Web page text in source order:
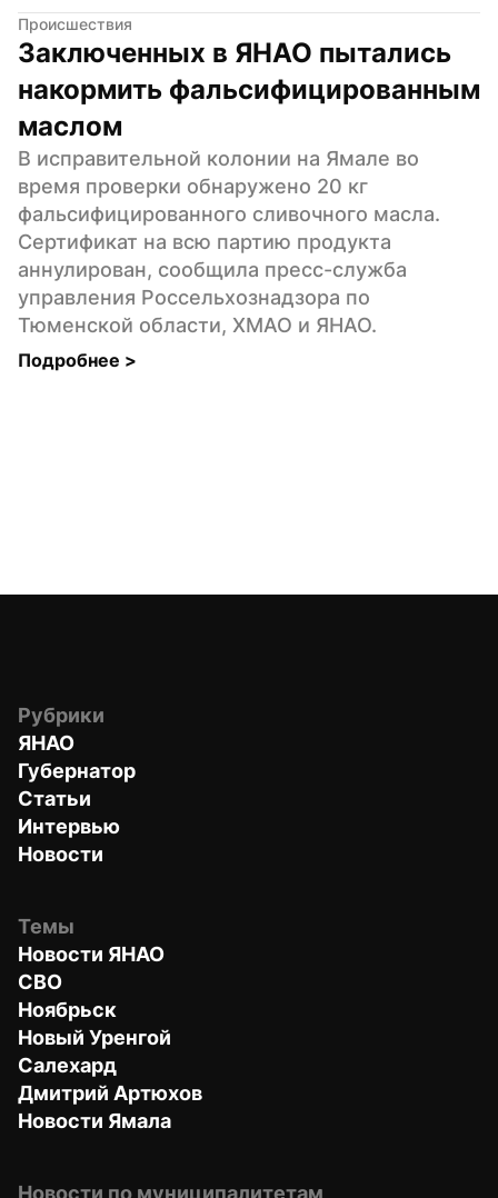
Происшествия
Заключенных в ЯНАО пытались
накормить фальсифицированным
маслом
В исправительной колонии на Ямале во
время проверки обнаружено 20 кг
фальсифицированного сливочного масла.
Сертификат на всю партию продукта
аннулирован, сообщила пресс-служба
управления Россельхознадзора по
Тюменской области, ХМАО и ЯНАО.
Подробнее >
Рубрики
ЯНАО
Губернатор
Статьи
Интервью
Новости
Темы
Новости ЯНАО
СВО
Ноябрьск
Новый Уренгой
Салехард
Дмитрий Артюхов
Новости Ямала
Новости по муниципалитетам